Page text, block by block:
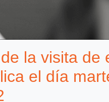
la visita de
el día